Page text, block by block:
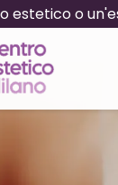
estetico o